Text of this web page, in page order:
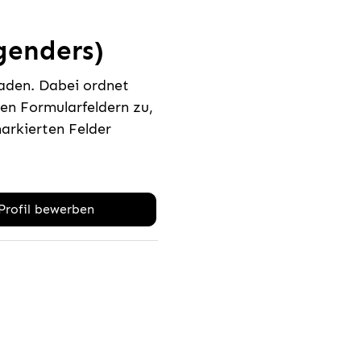
Dabei ordnet
Formularfeldern zu,
Felder
bewerben